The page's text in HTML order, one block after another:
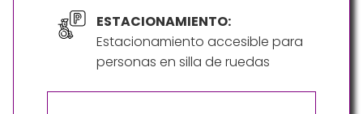
ESTACIONAMIENTO:
Estacionamiento accesible para
personas en silla de ruedas